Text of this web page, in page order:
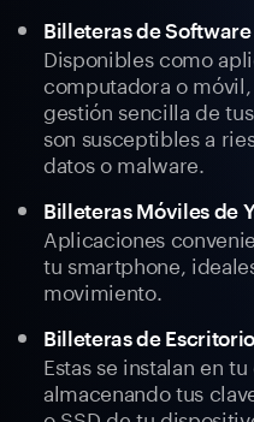
Billeteras de Software
Disponibles como
computadora o
gestión sencilla de
son susceptibles a
datos o malware.
Billeteras Móviles de
Aplicaciones
tu smartphone,
movimiento.
Billeteras de
Estas se instalan en
almacenando tus